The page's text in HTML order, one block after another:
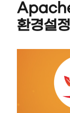
환경설정